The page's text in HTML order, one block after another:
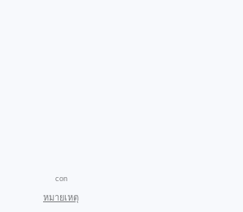
con
หมายเหตุ